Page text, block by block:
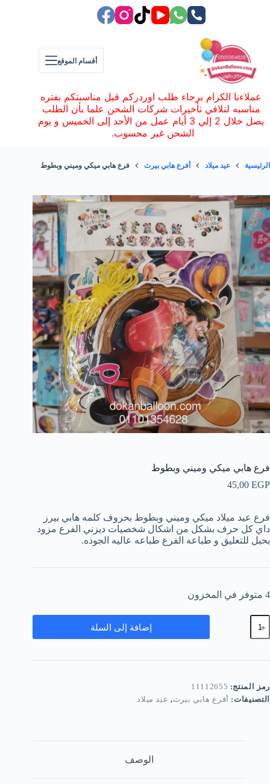
أقسام الموقع
عملاءنا الكرام برجاء طلب اوردركم قبل مناسبتكم بفتره
مناسبه لتلافي تأخيرات شركات الشحن علما بأن الطلب
يصل خلال 2 إلي 3 أيام عمل من الأحد إلى الخميس و يوم
الشحن غير محسوب.
الرئيسية عيد ميلاد أفرع هابي بيرث فرع هابي ميكي وميني وبطوط
فرع هابي ميكي وميني وبطوط
45,00 EGP
فرع عيد ميلاد ميكي وميني وبطوط بحروف كلمه هابي بيرز
داي كل حرف بشكل من اشكال شخصيات ديزني الفرع مزود
بحبل للتعليق و طباعه الفرع طباعه عاليه الجوده.
4 متوفر في المخزون
كمية
فرع
هابي
وميني
إضافة إلى السلة
رمز المنتج: 11112655
التصنيفات: أفرع هابي بيرث, عيد ميلاد
الوصف